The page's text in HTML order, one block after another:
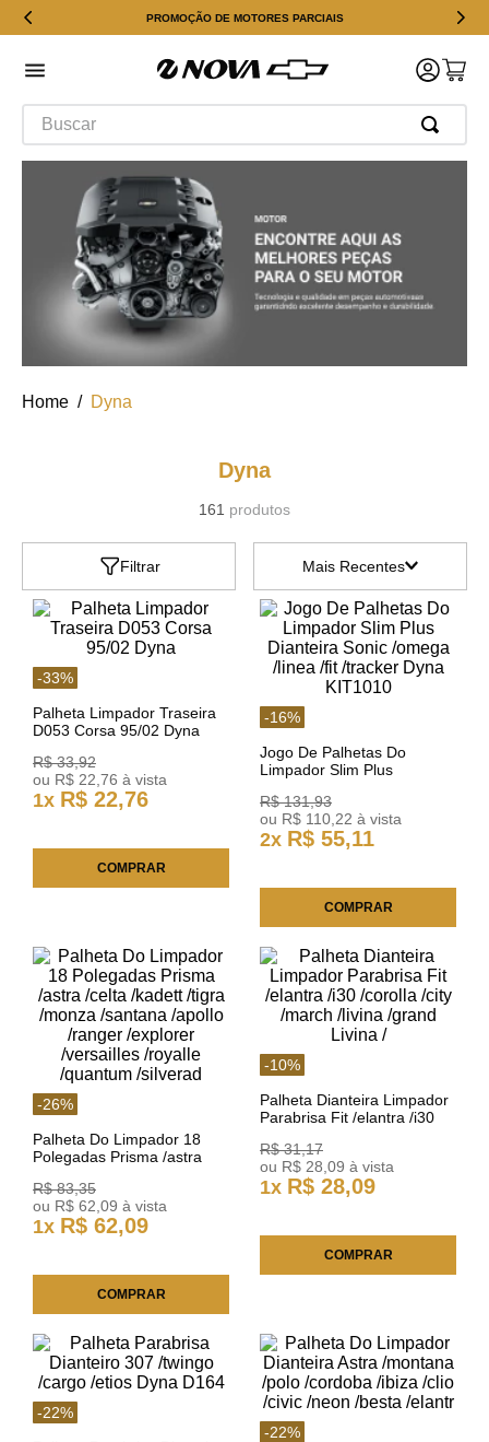
PROMOÇÃO DE MOTORES PARCIAIS
Buscar
Dyna
Dyna
161 produtos
Filtrar Mais Recentes
-33%
Palheta Limpador Traseira
D053 Corsa 95/02 Dyna
R$ 33,92
ou R$ 22,76 à vista
1x R$ 22,76
COMPRAR
-16%
Jogo De Palhetas Do
Limpador Slim Plus
/linea /fit /tracker Dyna
KIT1010
R$ 131,93
ou R$ 110,22 à vista
2x R$ 55,11
COMPRAR
-26%
Palheta Do Limpador 18
Polegadas Prisma /astra
/santana /apollo /ranger
/explorer /versailles /royalle
/quantum /silverad
R$ 83,35
ou R$ 62,09 à vista
1x R$ 62,09
COMPRAR
-10%
Palheta Dianteira Limpador
Parabrisa Fit /elantra /i30
/grand Livina /
R$ 31,17
ou R$ 28,09 à vista
1x R$ 28,09
COMPRAR
-22%
-22%